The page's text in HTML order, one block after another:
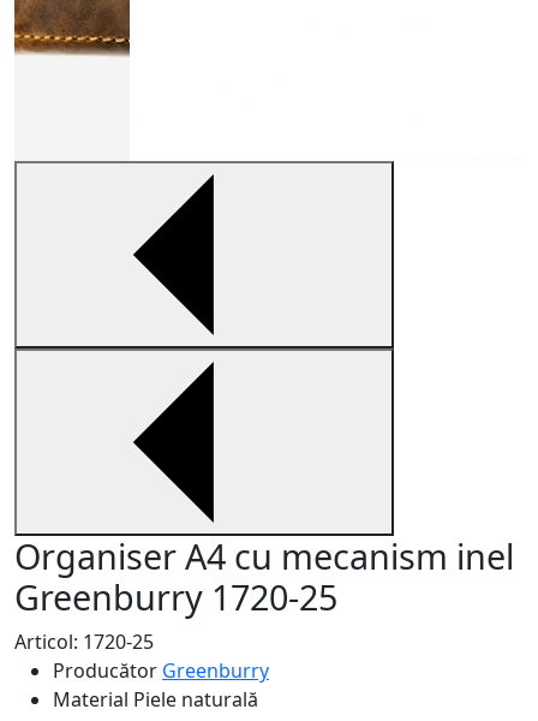
Organiser A4 cu mecanism inel
Greenburry 1720-25
Articol: 1720-25
Producător Greenburry
Material Piele naturală